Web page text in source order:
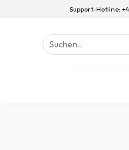
Support-Hotline:
Suchen
nach: